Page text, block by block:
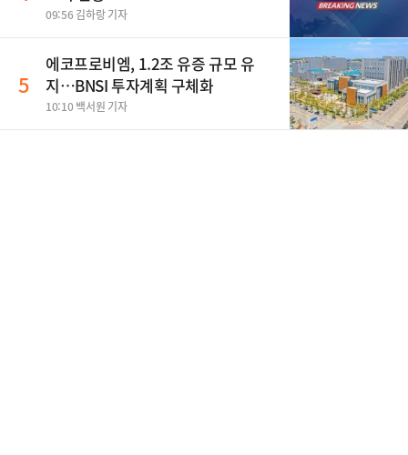
09:56 김하랑 기자
5
에코프로비엠, 1.2조 유증 규모 유
지…BNSI 투자계획 구체화
10:10 백서원 기자